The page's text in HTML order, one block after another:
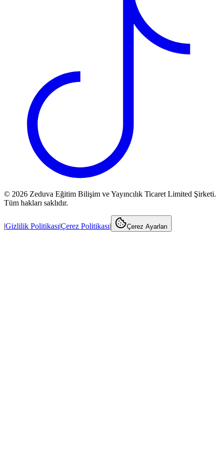
© 2026 Zeduva Eğitim Bilişim ve Yayıncılık Ticaret Limited Şirketi.
Tüm hakları saklıdır.
|Gizlilik Politikası|Çerez Politikası| Çerez Ayarları